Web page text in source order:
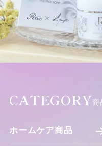
CATEGORY商
ホームケア商品